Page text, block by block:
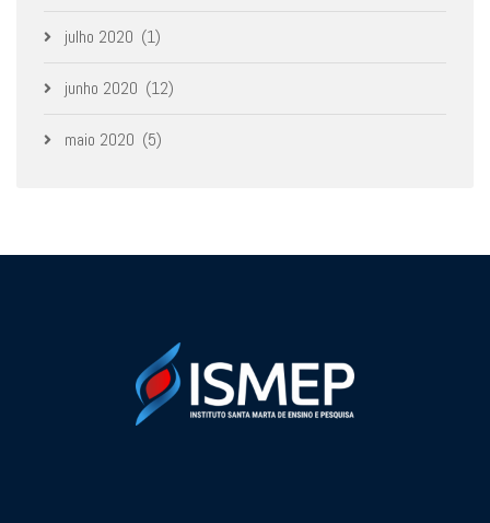
julho 2020 (1)
junho 2020 (12)
maio 2020 (5)